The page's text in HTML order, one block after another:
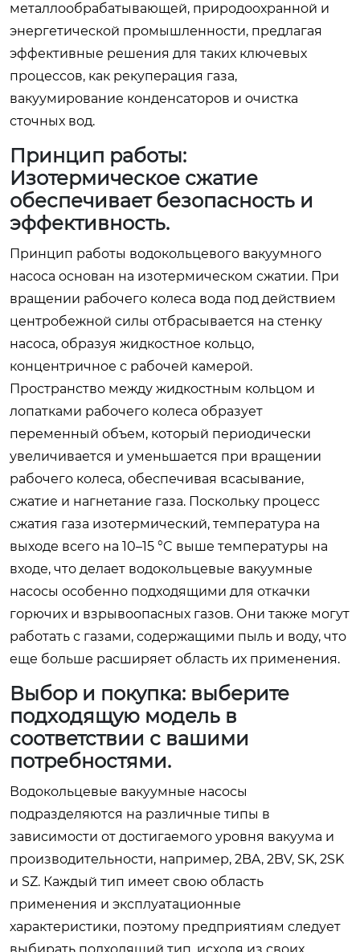
металлообрабатывающей, природоохранной и
энергетической промышленности, предлагая
эффективные решения для таких ключевых
процессов, как рекуперация газа,
вакуумирование конденсаторов и очистка
сточных вод.
Принцип работы:
Изотермическое сжатие
обеспечивает безопасность и
эффективность.
Принцип работы водокольцевого вакуумного
насоса основан на изотермическом сжатии. При
вращении рабочего колеса вода под действием
центробежной силы отбрасывается на стенку
насоса, образуя жидкостное кольцо,
концентричное с рабочей камерой.
Пространство между жидкостным кольцом и
лопатками рабочего колеса образует
переменный объем, который периодически
увеличивается и уменьшается при вращении
рабочего колеса, обеспечивая всасывание,
сжатие и нагнетание газа. Поскольку процесс
сжатия газа изотермический, температура на
выходе всего на 10–15 °C выше температуры на
входе, что делает водокольцевые вакуумные
насосы особенно подходящими для откачки
горючих и взрывоопасных газов. Они также могут
работать с газами, содержащими пыль и воду, что
еще больше расширяет область их применения.
Выбор и покупка: выберите
подходящую модель в
соответствии с вашими
потребностями.
Водокольцевые вакуумные насосы
подразделяются на различные типы в
зависимости от достигаемого уровня вакуума и
производительности, например, 2BA, 2BV, SK, 2SK
и SZ. Каждый тип имеет свою область
применения и эксплуатационные
характеристики, поэтому предприятиям следует
выбирать подходящий тип, исходя из своих